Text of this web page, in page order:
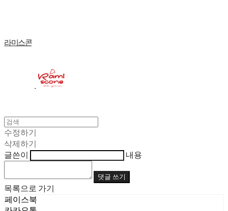
라미스콘
수정하기
삭제하기
글쓴이
내용
댓글 쓰기
목록으로 가기
페이스북